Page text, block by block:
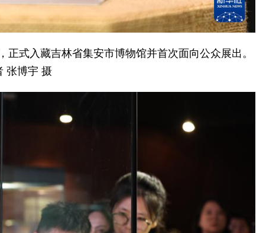
式入藏吉林省集安市博物馆并首次面向公众展出。
张博宇 摄